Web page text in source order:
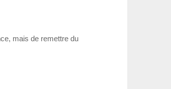
mais de remettre du